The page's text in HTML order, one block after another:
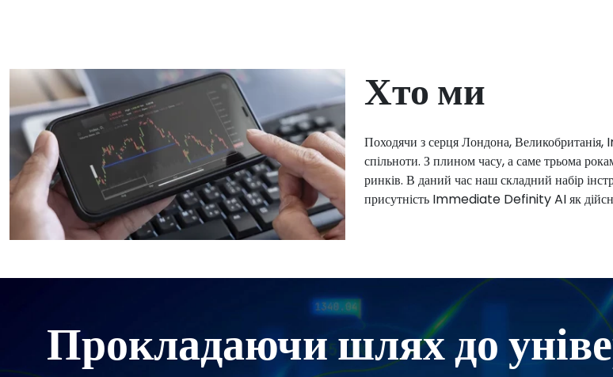
Хто ми
Походячи з серця Лондона,
спільноти. З плином часу, а саме трьома
ринків. В даний час наш складний набір
присутність Immediate Definity AI як дійсно
Прокладаючи шлях до